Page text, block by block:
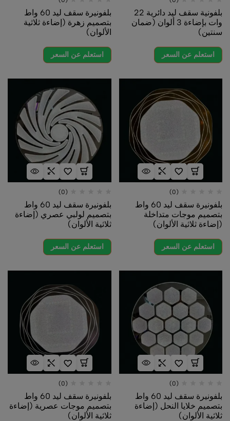
بلفونية سقف ليد دائرية 22
وات بإضاءة 3 ألوان (ضمان
سنتين)
استعلم عن السعر
بلفونيرة سقف ليد 60 واط
بتصميم زهرة (إضاءة ثلاثية
الألوان)
استعلم عن السعر
(0)
بلفونيرة سقف ليد 60 واط
بتصميم موجات متداخلة
(إضاءة ثلاثية الألوان)
استعلم عن السعر
(0)
بلفونيرة سقف ليد 60 واط
بتصميم لولبي عصري (إضاءة
ثلاثية الألوان)
استعلم عن السعر
(0)
بلفونيرة سقف ليد 60 واط
بتصميم خلايا النحل (إضاءة
ثلاثية الألوان)
(0)
بلفونيرة سقف ليد 60 واط
بتصميم موجات عصرية (إضاءة
ثلاثية الألوان)